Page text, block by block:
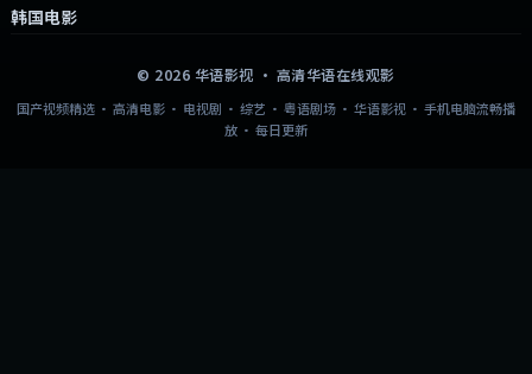
韩国电影
© 2026 华语影视 · 高清华语在线观影
国产视频精选 · 高清电影 · 电视剧 · 综艺 · 粤语剧场 · 华语影视 · 手机电脑流畅播
放 · 每日更新